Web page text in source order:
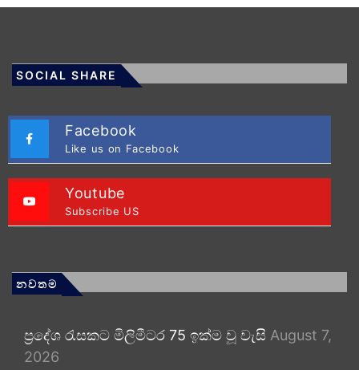
SOCIAL SHARE
Facebook
Like us on Facebook
Youtube
Subscribe US
නවතම
ප්‍රදේශ රැසකට මිලිමීටර 75 ඉක්ම වූ වැසි August 7,
2026